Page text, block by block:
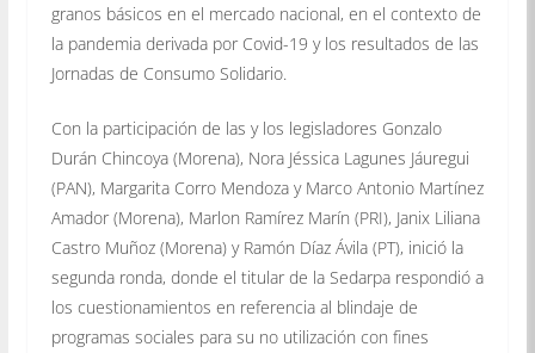
granos básicos en el mercado nacional, en el contexto de
la pandemia derivada por Covid-19 y los resultados de las
Jornadas de Consumo Solidario.
Con la participación de las y los legisladores Gonzalo
Durán Chincoya (Morena), Nora Jéssica Lagunes Jáuregui
(PAN), Margarita Corro Mendoza y Marco Antonio Martínez
Amador (Morena), Marlon Ramírez Marín (PRI), Janix Liliana
Castro Muñoz (Morena) y Ramón Díaz Ávila (PT), inició la
segunda ronda, donde el titular de la Sedarpa respondió a
los cuestionamientos en referencia al blindaje de
programas sociales para su no utilización con fines